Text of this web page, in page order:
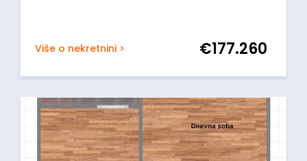
Više o nekretnini > €177.260